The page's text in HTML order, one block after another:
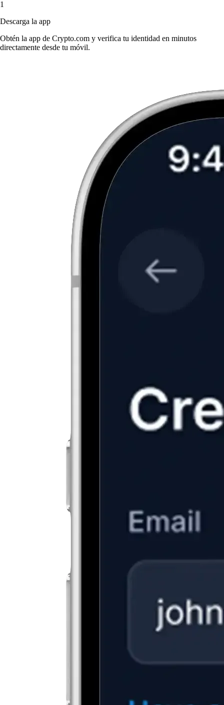
1
Descarga la app
Obtén la app de Crypto.com y verifica tu identidad en minutos
directamente desde tu móvil.